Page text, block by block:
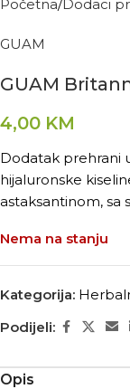
Početna Dodaci
GUAM
GUAM
4,00 KM
Dodatak prehrani
hijaluronske
astaksantinom, sa
Nema na stanju
Kategorija:
Podijeli:
Opis